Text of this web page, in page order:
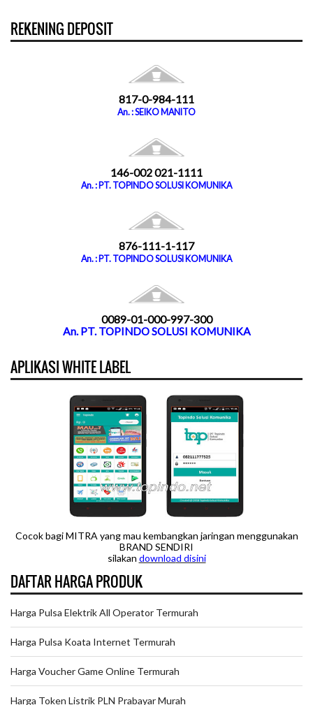
REKENING DEPOSIT
817-0-984-111
An. : SEIKO MANITO
146-002 021-1111
An. : PT. TOPINDO SOLUSI KOMUNIKA
876-111-1-117
An. : PT. TOPINDO SOLUSI KOMUNIKA
0089-01-000-997-300
An. PT. TOPINDO SOLUSI KOMUNIKA
APLIKASI WHITE LABEL
Cocok bagi MITRA yang mau kembangkan jaringan menggunakan
BRAND SENDIRI
silakan download disini
DAFTAR HARGA PRODUK
Harga Pulsa Elektrik All Operator Termurah
Harga Pulsa Koata Internet Termurah
Harga Voucher Game Online Termurah
Harga Token Listrik PLN Prabayar Murah